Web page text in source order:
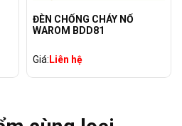
ĐÈN CHỐNG CHÁY NỔ
WAROM BDD81
Giá: Liên hệ